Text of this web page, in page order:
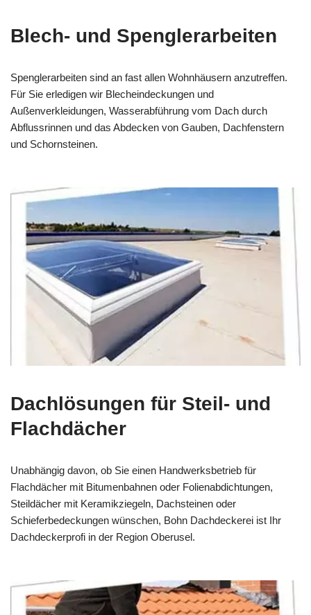
Blech- und Spenglerarbeiten
Spenglerarbeiten sind an fast allen Wohnhäusern anzutreffen.
Für Sie erledigen wir Blecheindeckungen und
Außenverkleidungen, Wasserabführung vom Dach durch
Abflussrinnen und das Abdecken von Gauben, Dachfenstern
und Schornsteinen.
Dachlösungen für Steil- und
Flachdächer
Unabhängig davon, ob Sie einen Handwerksbetrieb für
Flachdächer mit Bitumenbahnen oder Folienabdichtungen,
Steildächer mit Keramikziegeln, Dachsteinen oder
Schieferbedeckungen wünschen, Bohn Dachdeckerei ist Ihr
Dachdeckerprofi in der Region Oberusel.